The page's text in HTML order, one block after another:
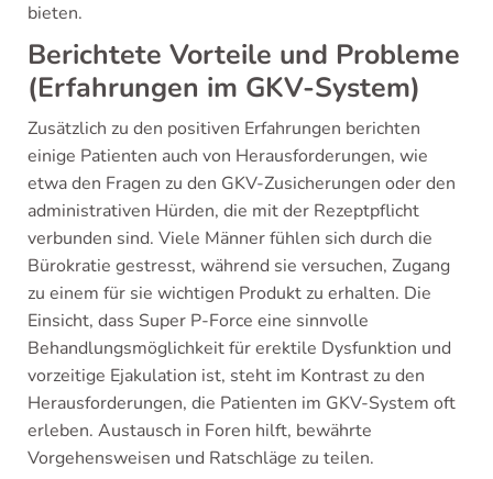
bieten.
Berichtete Vorteile und Probleme
(Erfahrungen im GKV-System)
Zusätzlich zu den positiven Erfahrungen berichten
einige Patienten auch von Herausforderungen, wie
etwa den Fragen zu den GKV-Zusicherungen oder den
administrativen Hürden, die mit der Rezeptpflicht
verbunden sind. Viele Männer fühlen sich durch die
Bürokratie gestresst, während sie versuchen, Zugang
zu einem für sie wichtigen Produkt zu erhalten. Die
Einsicht, dass Super P-Force eine sinnvolle
Behandlungsmöglichkeit für erektile Dysfunktion und
vorzeitige Ejakulation ist, steht im Kontrast zu den
Herausforderungen, die Patienten im GKV-System oft
erleben. Austausch in Foren hilft, bewährte
Vorgehensweisen und Ratschläge zu teilen.